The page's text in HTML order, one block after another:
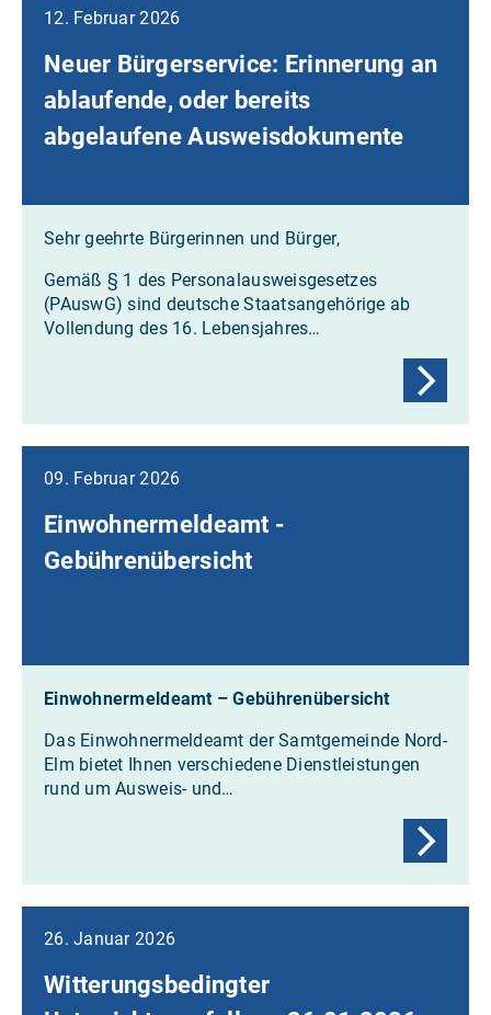
12. Februar 2026
Neuer Bürgerservice: Erinnerung an
ablaufende, oder bereits
abgelaufene Ausweisdokumente
Sehr geehrte Bürgerinnen und Bürger,
Gemäß § 1 des Personalausweisgesetzes
(PAuswG) sind deutsche Staatsangehörige ab
Vollendung des 16. Lebensjahres…
09. Februar 2026
Einwohnermeldeamt -
Gebührenübersicht
Einwohnermeldeamt – Gebührenübersicht
Das Einwohnermeldeamt der Samtgemeinde Nord-
Elm bietet Ihnen verschiedene Dienstleistungen
rund um Ausweis- und…
26. Januar 2026
Witterungsbedingter